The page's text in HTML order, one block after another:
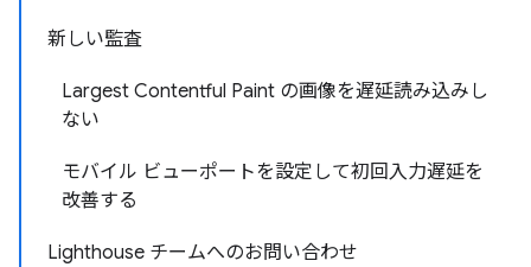
新しい監査
Largest Contentful Paint の画像を遅延読み込みし
ない
モバイル ビューポートを設定して初回入力遅延を
改善する
Lighthouse チームへのお問い合わせ